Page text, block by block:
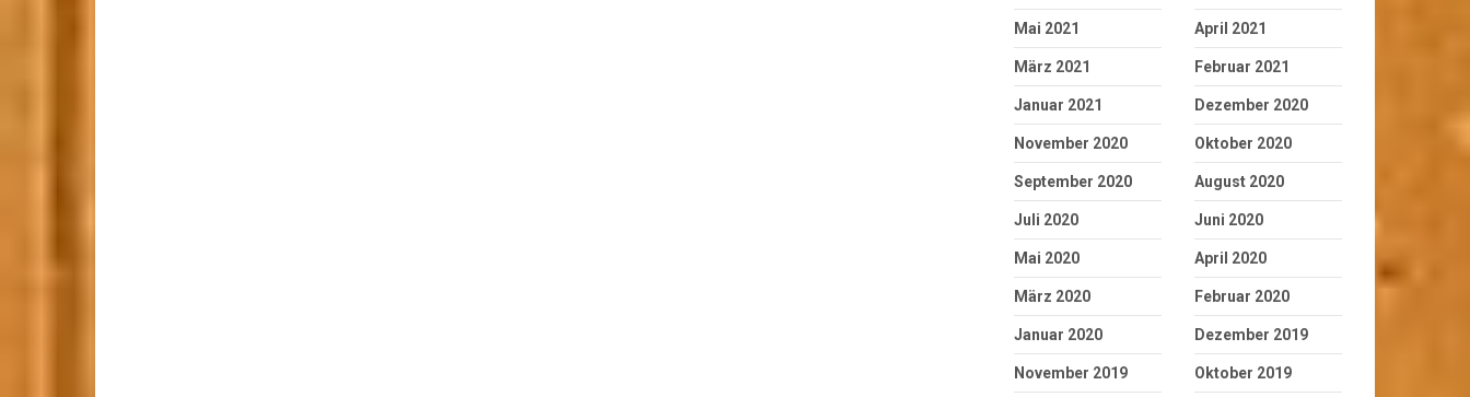
Mai 2021 April 2021
März 2021 Februar 2021
Januar 2021 Dezember 2020
November 2020 Oktober 2020
September 2020 August 2020
Juli 2020 Juni 2020
Mai 2020 April 2020
März 2020 Februar 2020
Januar 2020 Dezember 2019
November 2019 Oktober 2019